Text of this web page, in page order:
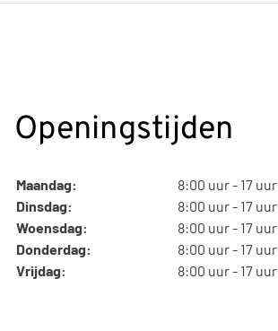
Openingstijden
Maandag:
8:00 uur - 17 uur
Dinsdag:
8:00 uur - 17 uur
Woensdag:
8:00 uur - 17 uur
Donderdag:
8:00 uur - 17 uur
Vrijdag:
8:00 uur - 17 uur